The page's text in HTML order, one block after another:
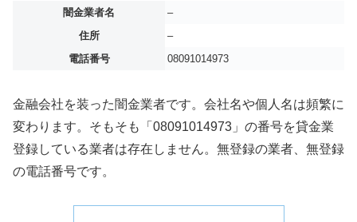
闇金業者名
–
住所
–
電話番号
08091014973
金融会社を装った闇金業者です。会社名や個人名は頻繁に
変わります。そもそも「08091014973」の番号を貸金業
登録している業者は存在しません。無登録の業者、無登録
の電話番号です。